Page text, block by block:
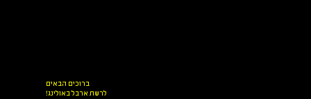
ברוכים הבאים
!לרשת ארבל באולינג